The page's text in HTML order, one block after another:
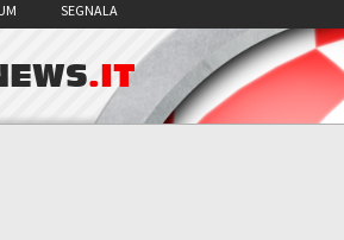
SEGNALA
.IT